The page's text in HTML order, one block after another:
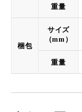
重量
梱包
サイズ
（mm）
重量